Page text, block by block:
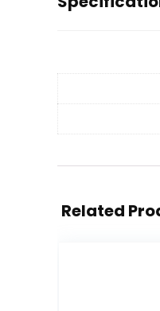
Related